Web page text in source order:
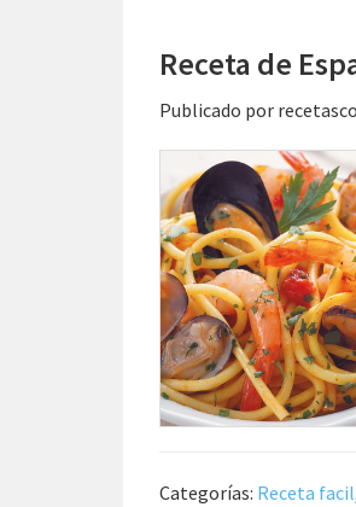
Receta de
Publicado por
Categorías: Receta facil